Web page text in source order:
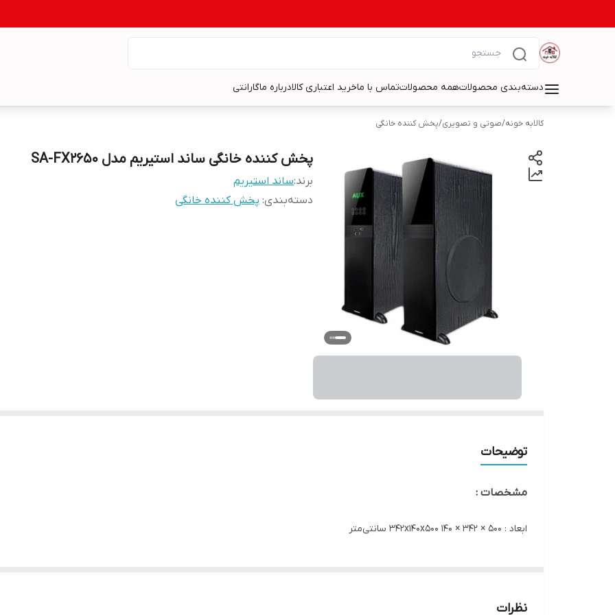
دسته‌بندی محصولاتهمه محصولاتتماس با ماخرید اعتباری کالادرباره ماگارانتی
کالابه خونه/صوتی و تصویری/پخش کننده خانگی
پخش کننده خانگی ساند استیریم مدل SA-FX2650
برند:ساند استیریم
دسته‌بندی: پخش کننده خانگی
توضیحات
مشخصات :
ابعاد : ۵۰۰ × ۳۴۲ × ۱۴۰ ۳۴۲x۱۴۰x۵۰۰ سانتی‌متر
نظرات